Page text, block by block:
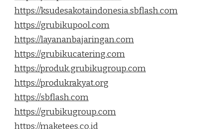
https://ksudesakotaindonesia.sbflash.com
https://grubikupool.com
https://layananbajaringan.com
https://grubikucatering.com
https://produk.grubikugroup.com
https://produkrakyat.org
https://sbflash.com
https://grubikugroup.com
https://maketees.co.id